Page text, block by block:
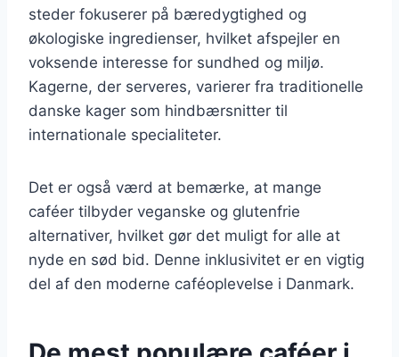
steder fokuserer på bæredygtighed og
økologiske ingredienser, hvilket afspejler en
voksende interesse for sundhed og miljø.
Kagerne, der serveres, varierer fra traditionelle
danske kager som hindbærsnitter til
internationale specialiteter.
Det er også værd at bemærke, at mange
caféer tilbyder veganske og glutenfrie
alternativer, hvilket gør det muligt for alle at
nyde en sød bid. Denne inklusivitet er en vigtig
del af den moderne caféoplevelse i Danmark.